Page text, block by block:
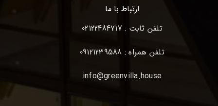
ارتباط با ما
تلفن ثابت : 02122484717
تلفن همراه : 09121239588
info@greenvilla.house